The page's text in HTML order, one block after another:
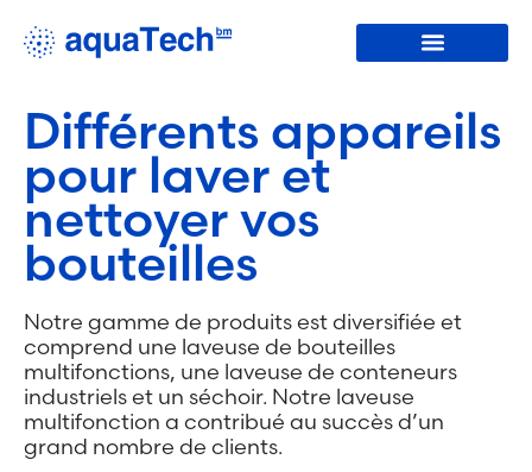
Différents appareils
pour laver et
nettoyer vos
bouteilles
Notre gamme de produits est diversifiée et
comprend une laveuse de bouteilles
multifonctions, une laveuse de conteneurs
industriels et un séchoir. Notre laveuse
multifonction a contribué au succès d’un
grand nombre de clients.